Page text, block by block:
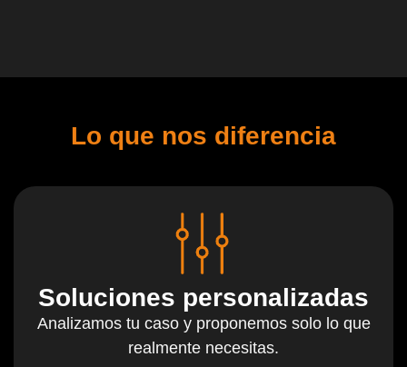
Lo que nos diferencia
Soluciones personalizadas
Analizamos tu caso y proponemos solo lo que
realmente necesitas.